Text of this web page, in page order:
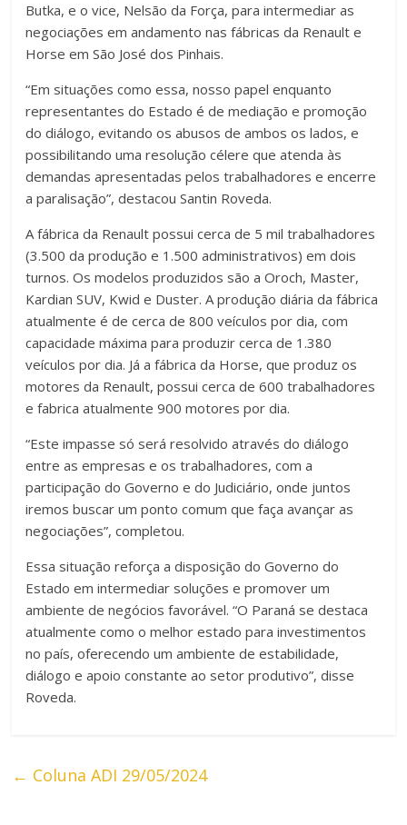
Butka, e o vice, Nelsão da Força, para intermediar as
negociações em andamento nas fábricas da Renault e
Horse em São José dos Pinhais.
“Em situações como essa, nosso papel enquanto
representantes do Estado é de mediação e promoção
do diálogo, evitando os abusos de ambos os lados, e
possibilitando uma resolução célere que atenda às
demandas apresentadas pelos trabalhadores e encerre
a paralisação”, destacou Santin Roveda.
A fábrica da Renault possui cerca de 5 mil trabalhadores
(3.500 da produção e 1.500 administrativos) em dois
turnos. Os modelos produzidos são a Oroch, Master,
Kardian SUV, Kwid e Duster. A produção diária da fábrica
atualmente é de cerca de 800 veículos por dia, com
capacidade máxima para produzir cerca de 1.380
veículos por dia. Já a fábrica da Horse, que produz os
motores da Renault, possui cerca de 600 trabalhadores
e fabrica atualmente 900 motores por dia.
“Este impasse só será resolvido através do diálogo
entre as empresas e os trabalhadores, com a
participação do Governo e do Judiciário, onde juntos
iremos buscar um ponto comum que faça avançar as
negociações”, completou.
Essa situação reforça a disposição do Governo do
Estado em intermediar soluções e promover um
ambiente de negócios favorável. “O Paraná se destaca
atualmente como o melhor estado para investimentos
no país, oferecendo um ambiente de estabilidade,
diálogo e apoio constante ao setor produtivo”, disse
Roveda.
← Coluna ADI 29/05/2024